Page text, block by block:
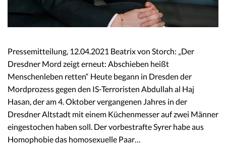
Pressemitteilung, 12.04.2021 Beatrix von Storch: „Der
Dresdner Mord zeigt erneut: Abschieben heißt
Menschenleben retten“ Heute begann in Dresden der
Mordprozess gegen den IS-Terroristen Abdullah al Haj
Hasan, der am 4. Oktober vergangenen Jahres in der
Dresdner Altstadt mit einem Küchenmesser auf zwei Männer
eingestochen haben soll. Der vorbestrafte Syrer habe aus
Homophobie das homosexuelle Paar…